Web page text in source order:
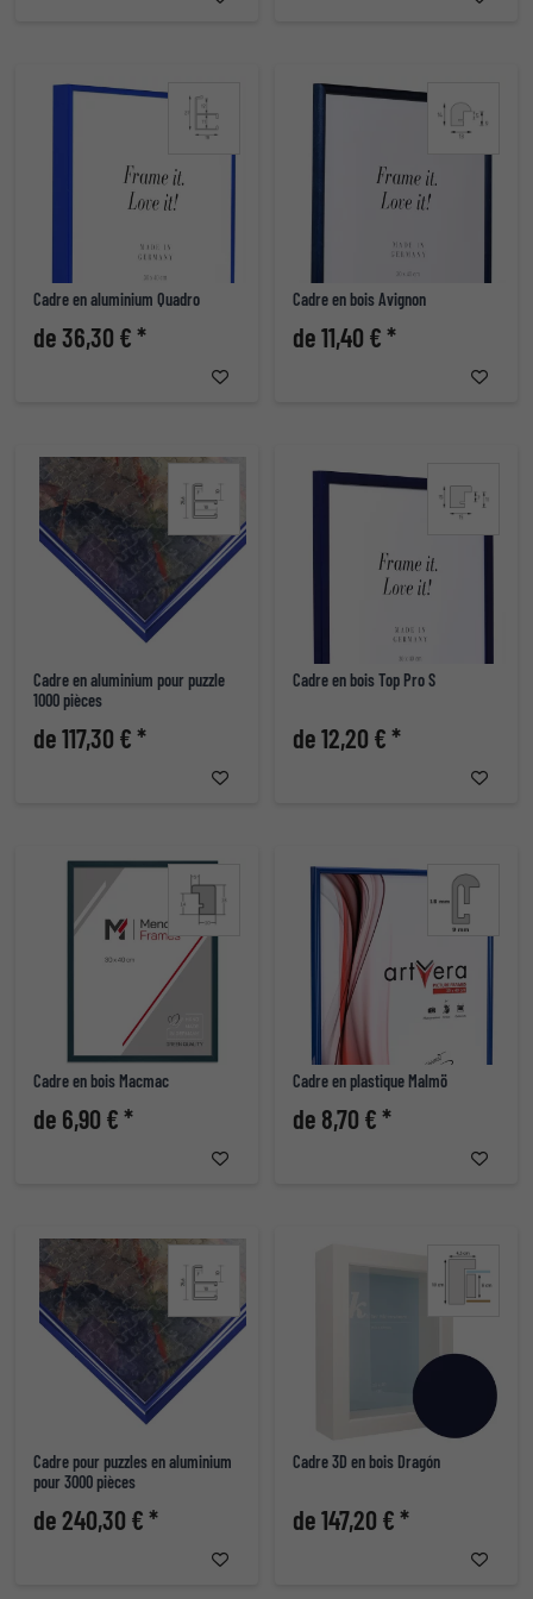
Cadre en aluminium Quadro
de 36,30 € *
Cadre en bois Avignon
de 11,40 € *
Cadre en aluminium pour puzzle
1000 pièces
de 117,30 € *
Cadre en bois Top Pro S
de 12,20 € *
Cadre en bois Macmac
de 6,90 € *
Cadre en plastique Malmö
de 8,70 € *
Cadre pour puzzles en aluminium
pour 3000 pièces
de 240,30 € *
Cadre 3D en bois Dragón
de 147,20 € *